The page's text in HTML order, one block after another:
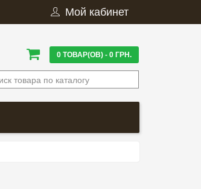
Мой кабинет
0 ТОВАР(ОВ) - 0 ГРН.